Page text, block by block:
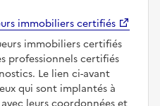
immobiliers certifiés
immobiliers certifiés
professionnels certifiés
Le lien ci-avant
qui sont implantés à